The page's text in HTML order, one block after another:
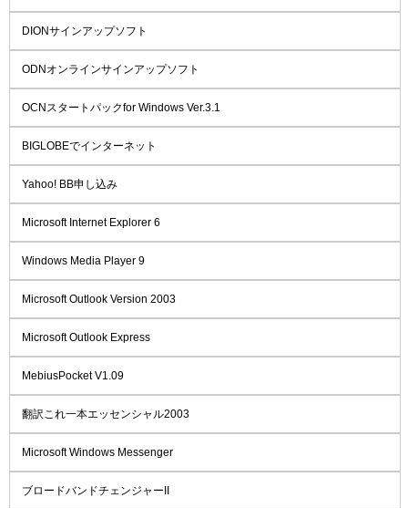
DIONサインアップソフト
ODNオンラインサインアップソフト
OCNスタートパックfor Windows Ver.3.1
BIGLOBEでインターネット
Yahoo! BB申し込み
Microsoft Internet Explorer 6
Windows Media Player 9
Microsoft Outlook Version 2003
Microsoft Outlook Express
MebiusPocket V1.09
翻訳これ一本エッセンシャル2003
Microsoft Windows Messenger
ブロードバンドチェンジャーII